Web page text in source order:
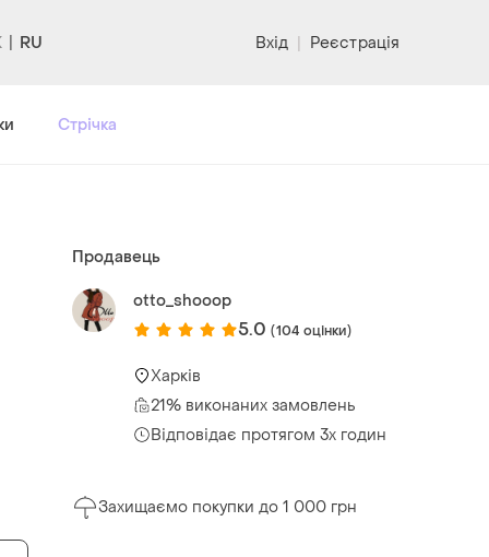
RU Вхід | Реєстрація
Стрічка
Продавець
otto_shooop
5.0 (104 оцінки)
Харків
21% виконаних замовлень
Відповідає протягом 3х годин
Захищаємо покупки до 1 000 грн